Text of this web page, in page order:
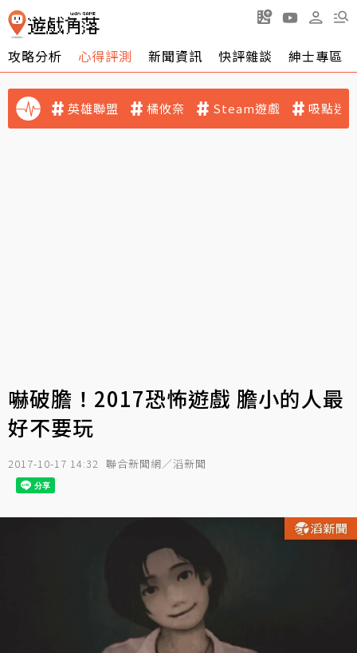
攻略分析 心得評測 新聞資訊 快評雜談 紳士專區
英雄聯盟 橘攸奈 Steam遊戲 吸點迷
嚇破膽！2017恐怖遊戲 膽小的人最
好不要玩
2017-10-17 14:32 聯合新聞網／滔新聞